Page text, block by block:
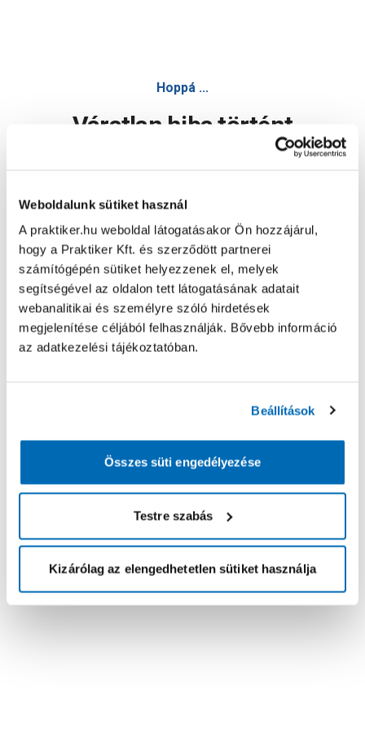
Weboldalunk sütiket használ
A praktiker.hu weboldal látogatásakor Ön hozzájárul,
hogy a Praktiker Kft. és szerződött partnerei
számítógépén sütiket helyezzenek el, melyek
segítségével az oldalon tett látogatásának adatait
webanalitikai és személyre szóló hirdetések
megjelenítése céljából felhasználják. Bővebb információ
az adatkezelési tájékoztatóban.
Beállítások
Összes süti engedélyezése
Testre szabás
Kizárólag az elengedhetetlen sütiket használja
Hoppá ...
Váratlan hiba történt
Oldal újratöltése